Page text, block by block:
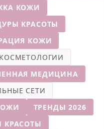
КОЖИ
КРАСОТЫ
КОЖИ
МЕДИЦИНА
СЕТИ
ТРЕНДЫ 2026
КРАСОТЫ